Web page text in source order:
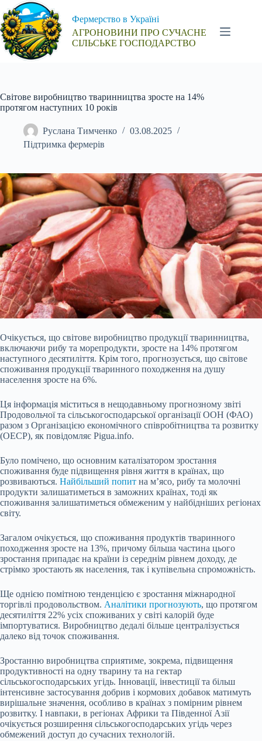
Перейти
до
вмісту
Фермерство в Україні
АГРОНОВИНИ ПРО СУЧАСНЕ
СІЛЬСЬКЕ ГОСПОДАРСТВО
Світове виробництво тваринництва зросте на 14%
протягом наступних 10 років
Руслана Тимченко
03.08.2025
Підтримка фермерів
Очікується, що світове виробництво продукції тваринництва,
включаючи рибу та морепродукти, зросте на 14% протягом
наступного десятиліття. Крім того, прогнозується, що світове
споживання продукції тваринного походження на душу
населення зросте на 6%.
Ця інформація міститься в нещодавньому прогнозному звіті
Продовольчої та сільськогосподарської організації ООН (ФАО)
разом з Організацією економічного співробітництва та розвитку
(ОЕСР), як повідомляє Pigua.info.
Було помічено, що основним каталізатором зростання
споживання буде підвищення рівня життя в країнах, що
розвиваються. Найбільший попит на м’ясо, рибу та молочні
продукти залишатиметься в заможних країнах, тоді як
споживання залишатиметься обмеженим у найбідніших регіонах
світу.
Загалом очікується, що споживання продуктів тваринного
походження зросте на 13%, причому більша частина цього
зростання припадає на країни із середнім рівнем доходу, де
стрімко зростають як населення, так і купівельна спроможність.
Ще однією помітною тенденцією є зростання міжнародної
торгівлі продовольством. Аналітики прогнозують, що протягом
десятиліття 22% усіх споживаних у світі калорій буде
імпортуватися. Виробництво дедалі більше централізується
далеко від точок споживання.
Зростанню виробництва сприятиме, зокрема, підвищення
продуктивності на одну тварину та на гектар
сільськогосподарських угідь. Інновації, інвестиції та більш
інтенсивне застосування добрив і кормових добавок матимуть
вирішальне значення, особливо в країнах з помірним рівнем
розвитку. І навпаки, в регіонах Африки та Південної Азії
очікується розширення сільськогосподарських угідь через
обмежений доступ до сучасних технологій.